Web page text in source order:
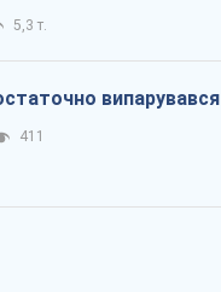
5,3 т.
випарувався
411